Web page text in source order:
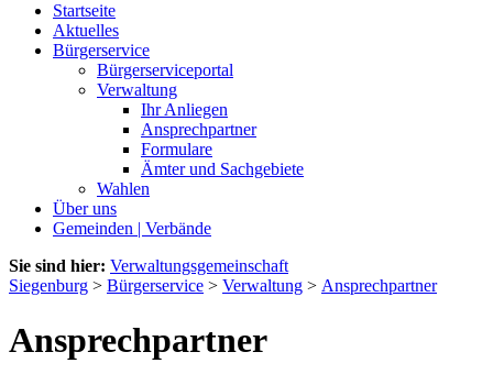
Startseite
Aktuelles
Bürgerservice
Bürgerserviceportal
Verwaltung
Ihr Anliegen
Ansprechpartner
Formulare
Ämter und Sachgebiete
Wahlen
Über uns
Gemeinden | Verbände
Sie sind hier: Verwaltungsgemeinschaft
Siegenburg > Bürgerservice > Verwaltung > Ansprechpartner
Ansprechpartner